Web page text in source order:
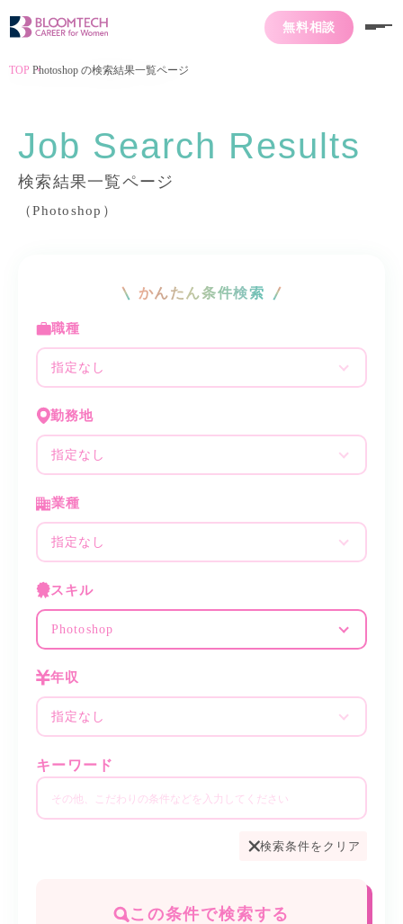
無料相談
TOP Photoshop の検索結果一覧ページ
Job Search Results
検索結果一覧ページ
（Photoshop）
かんたん条件検索
職種
指定なし
勤務地
指定なし
業種
指定なし
スキル
Photoshop
年収
指定なし
キーワード
検索条件をクリア
この条件で検索する